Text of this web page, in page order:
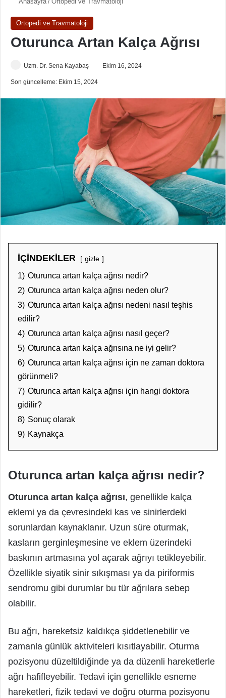
Ortopedi ve Travmatoloji
Oturunca Artan Kalça Ağrısı
Uzm. Dr. Sena Kayabaş Ekim 16, 2024
Son güncelleme: Ekim 15, 2024
İÇİNDEKİLER gizle
1) Oturunca artan kalça ağrısı nedir?
2) Oturunca artan kalça ağrısı neden olur?
3) Oturunca artan kalça ağrısı nedeni nasıl teşhis
edilir?
4) Oturunca artan kalça ağrısı nasıl geçer?
5) Oturunca artan kalça ağrısına ne iyi gelir?
6) Oturunca artan kalça ağrısı için ne zaman doktora
görünmeli?
7) Oturunca artan kalça ağrısı için hangi doktora
gidilir?
8) Sonuç olarak
9) Kaynakça
Oturunca artan kalça ağrısı nedir?
Oturunca artan kalça ağrısı, genellikle kalça
eklemi ya da çevresindeki kas ve sinirlerdeki
sorunlardan kaynaklanır. Uzun süre oturmak,
kasların gerginleşmesine ve eklem üzerindeki
baskının artmasına yol açarak ağrıyı tetikleyebilir.
Özellikle siyatik sinir sıkışması ya da piriformis
sendromu gibi durumlar bu tür ağrılara sebep
olabilir.
Bu ağrı, hareketsiz kaldıkça şiddetlenebilir ve
zamanla günlük aktiviteleri kısıtlayabilir. Oturma
pozisyonu düzeltildiğinde ya da düzenli hareketlerle
ağrı hafifleyebilir. Tedavi için genellikle esneme
hareketleri, fizik tedavi ve doğru oturma pozisyonu